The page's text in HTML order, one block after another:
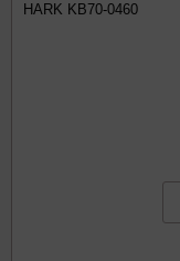
HARK KB70-0460